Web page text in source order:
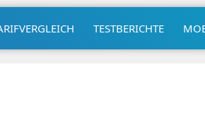
TESTBERICHTE